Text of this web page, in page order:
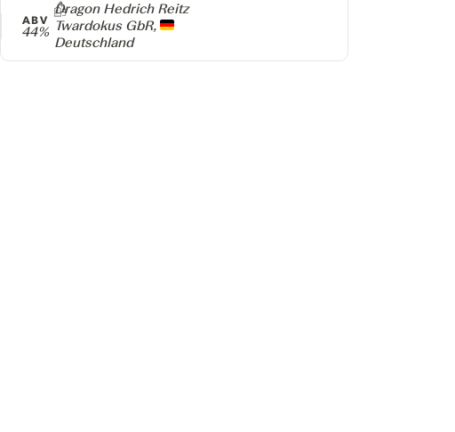
Producer
Dragon Hedrich Reitz
Twardokus GbR,
Deutschland
ABV
44%